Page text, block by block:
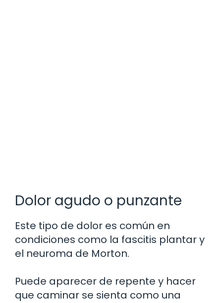
Dolor agudo o punzante
Este tipo de dolor es común en
condiciones como la fascitis plantar y
el neuroma de Morton.
Puede aparecer de repente y hacer
que caminar se sienta como una